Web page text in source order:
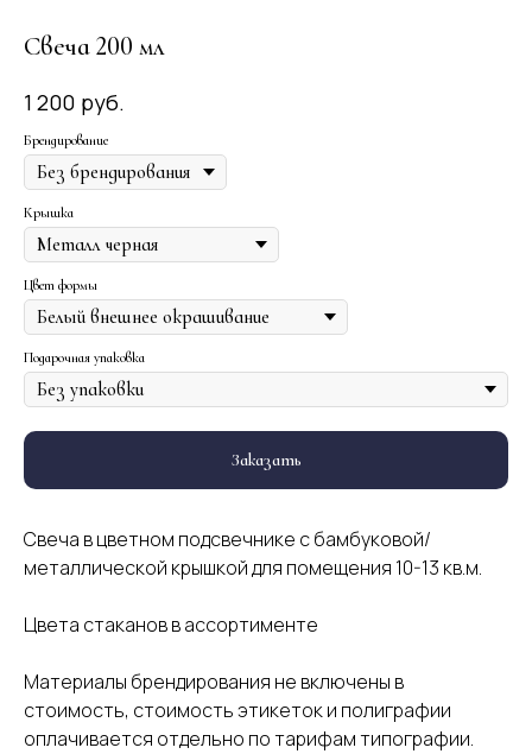
Свеча 200 мл
1 200 руб.
Брендирование
Крышка
Цвет формы
Подарочная упаковка
Заказать
Свеча в цветном подсвечнике с бамбуковой/
металлической крышкой для помещения 10-13 кв.м.
Цвета стаканов в ассортименте
Материалы брендирования не включены в
стоимость, стоимость этикеток и полиграфии
оплачивается отдельно по тарифам типографии.